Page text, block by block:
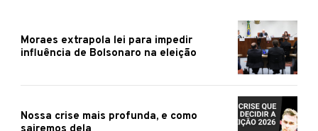
Moraes extrapola lei para impedir
influência de Bolsonaro na eleição
Nossa crise mais profunda, e como